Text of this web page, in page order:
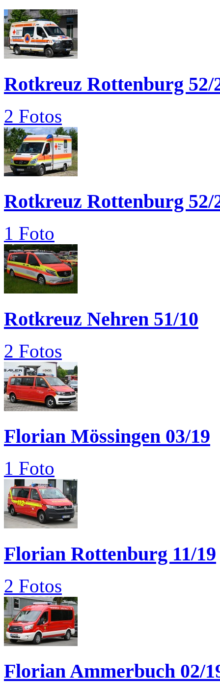
Rotkreuz Rottenburg 52/
2 Fotos
Rotkreuz Rottenburg 52/
1 Foto
Rotkreuz Nehren 51/10
2 Fotos
Florian Mössingen 03/19
1 Foto
Florian Rottenburg 11/19
2 Fotos
Florian Ammerbuch 02/